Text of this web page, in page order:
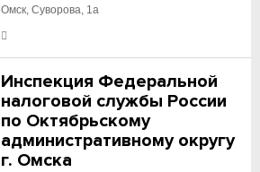
Омск, Суворова, 1а
Инспекция Федеральной
налоговой службы России
по Октябрьскому
административному округу
г. Омска